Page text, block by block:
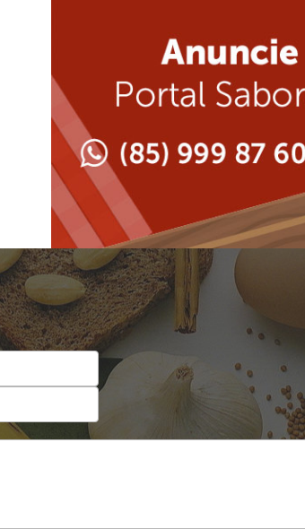
Espanhola
Francesa
Hamburguerias e
Sanduicherias
Internacional
Japonesa e Oriental
Sanduicherias
Lanchonetes
Massas
Padarias e Confeitarias
Peixes e Frutos do Mar
Pizzarias